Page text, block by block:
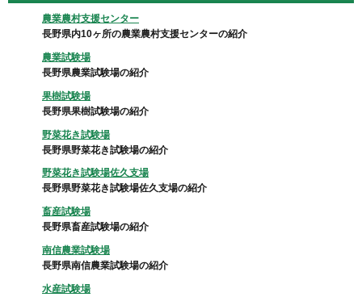
農業農村支援センター
長野県内10ヶ所の農業農村支援センターの紹介
農業試験場
長野県農業試験場の紹介
果樹試験場
長野県果樹試験場の紹介
野菜花き試験場
長野県野菜花き試験場の紹介
野菜花き試験場佐久支場
長野県野菜花き試験場佐久支場の紹介
畜産試験場
長野県畜産試験場の紹介
南信農業試験場
長野県南信農業試験場の紹介
水産試験場